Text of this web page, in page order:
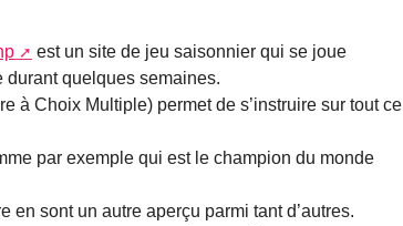
est un site de jeu saisonnier qui se joue
durant quelques semaines.
à Choix Multiple) permet de s’instruire sur tout ce
par exemple qui est le champion du monde
en sont un autre aperçu parmi tant d’autres.